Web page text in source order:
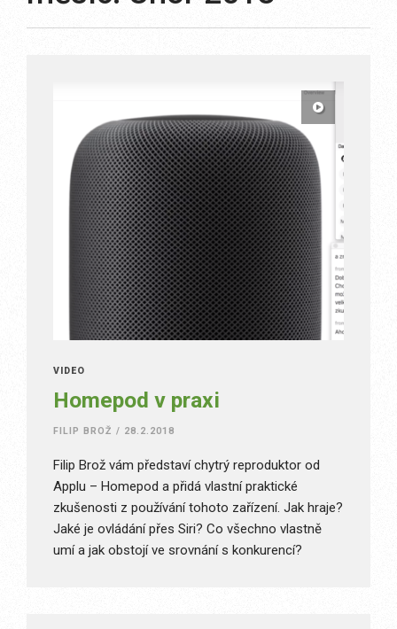
VIDEO
Homepod v praxi
FILIP BROŽ / 28.2.2018
Filip Brož vám představí chytrý reproduktor od
Applu – Homepod a přidá vlastní praktické
zkušenosti z používání tohoto zařízení. Jak hraje?
Jaké je ovládání přes Siri? Co všechno vlastně
umí a jak obstojí ve srovnání s konkurencí?